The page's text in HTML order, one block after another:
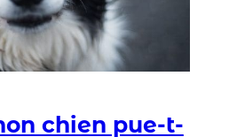
chien pue-t-